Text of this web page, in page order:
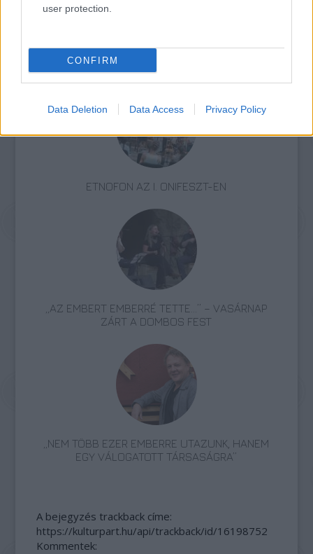
user protection.
CONFIRM
Data Deletion Data Access Privacy Policy
Ferenc Szokolay Dongó Balázs Etnofon Világzene Trip
ETNOFON AZ I. ONIFESZT-EN
„AZ EMBERT EMBERRÉ TETTE…” – VASÁRNAP
ZÁRT A DOMBOS FEST
„NEM TÖBB EZER EMBERRE UTAZUNK, HANEM
EGY VÁLOGATOTT TÁRSASÁGRA”
A bejegyzés trackback címe:
https://kulturpart.hu/api/trackback/id/16198752
Kommentek: